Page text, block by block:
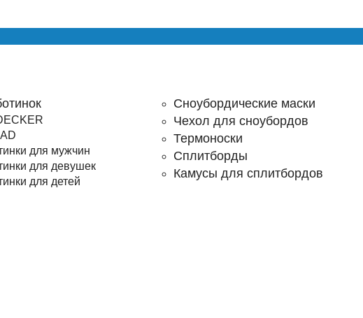
для мужчин
для девушек
для детей
Сноубордические маски
Чехол для сноубордов
Термоноски
Сплитборды
Камусы для сплитбордов